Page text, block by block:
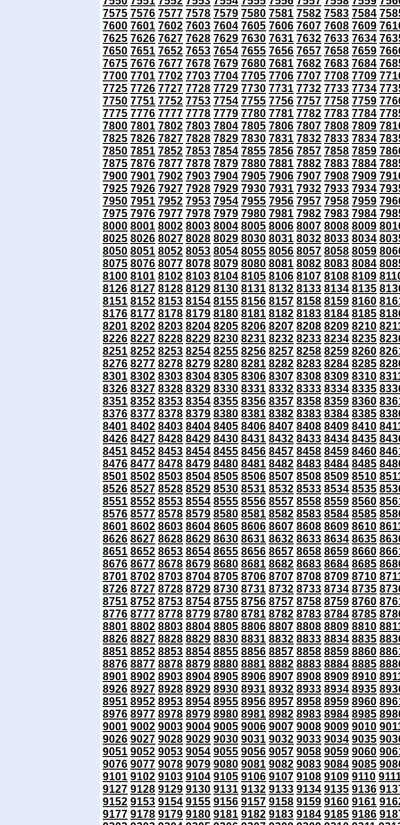
7575 7576 7577 7578 7579 7580 7581 7582 7583 7584
7600 7601 7602 7603 7604 7605 7606 7607 7608 7609
7625 7626 7627 7628 7629 7630 7631 7632 7633 7634
7650 7651 7652 7653 7654 7655 7656 7657 7658 7659
7675 7676 7677 7678 7679 7680 7681 7682 7683 7684
7700 7701 7702 7703 7704 7705 7706 7707 7708 7709
7725 7726 7727 7728 7729 7730 7731 7732 7733 7734
7750 7751 7752 7753 7754 7755 7756 7757 7758 7759
7775 7776 7777 7778 7779 7780 7781 7782 7783 7784
7800 7801 7802 7803 7804 7805 7806 7807 7808 7809
7825 7826 7827 7828 7829 7830 7831 7832 7833 7834
7850 7851 7852 7853 7854 7855 7856 7857 7858 7859
7875 7876 7877 7878 7879 7880 7881 7882 7883 7884
7900 7901 7902 7903 7904 7905 7906 7907 7908 7909
7925 7926 7927 7928 7929 7930 7931 7932 7933 7934
7950 7951 7952 7953 7954 7955 7956 7957 7958 7959
7975 7976 7977 7978 7979 7980 7981 7982 7983 7984
8000 8001 8002 8003 8004 8005 8006 8007 8008 8009
8025 8026 8027 8028 8029 8030 8031 8032 8033 8034
8050 8051 8052 8053 8054 8055 8056 8057 8058 8059
8075 8076 8077 8078 8079 8080 8081 8082 8083 8084
8100 8101 8102 8103 8104 8105 8106 8107 8108 8109
8126 8127 8128 8129 8130 8131 8132 8133 8134 8135
8151 8152 8153 8154 8155 8156 8157 8158 8159 8160
8176 8177 8178 8179 8180 8181 8182 8183 8184 8185
8201 8202 8203 8204 8205 8206 8207 8208 8209 8210
8226 8227 8228 8229 8230 8231 8232 8233 8234 8235
8251 8252 8253 8254 8255 8256 8257 8258 8259 8260
8276 8277 8278 8279 8280 8281 8282 8283 8284 8285
8301 8302 8303 8304 8305 8306 8307 8308 8309 8310
8326 8327 8328 8329 8330 8331 8332 8333 8334 8335
8351 8352 8353 8354 8355 8356 8357 8358 8359 8360
8376 8377 8378 8379 8380 8381 8382 8383 8384 8385
8401 8402 8403 8404 8405 8406 8407 8408 8409 8410
8426 8427 8428 8429 8430 8431 8432 8433 8434 8435
8451 8452 8453 8454 8455 8456 8457 8458 8459 8460
8476 8477 8478 8479 8480 8481 8482 8483 8484 8485
8501 8502 8503 8504 8505 8506 8507 8508 8509 8510
8526 8527 8528 8529 8530 8531 8532 8533 8534 8535
8551 8552 8553 8554 8555 8556 8557 8558 8559 8560
8576 8577 8578 8579 8580 8581 8582 8583 8584 8585
8601 8602 8603 8604 8605 8606 8607 8608 8609 8610
8626 8627 8628 8629 8630 8631 8632 8633 8634 8635
8651 8652 8653 8654 8655 8656 8657 8658 8659 8660
8676 8677 8678 8679 8680 8681 8682 8683 8684 8685
8701 8702 8703 8704 8705 8706 8707 8708 8709 8710
8726 8727 8728 8729 8730 8731 8732 8733 8734 8735
8751 8752 8753 8754 8755 8756 8757 8758 8759 8760
8776 8777 8778 8779 8780 8781 8782 8783 8784 8785
8801 8802 8803 8804 8805 8806 8807 8808 8809 8810
8826 8827 8828 8829 8830 8831 8832 8833 8834 8835
8851 8852 8853 8854 8855 8856 8857 8858 8859 8860
8876 8877 8878 8879 8880 8881 8882 8883 8884 8885
8901 8902 8903 8904 8905 8906 8907 8908 8909 8910
8926 8927 8928 8929 8930 8931 8932 8933 8934 8935
8951 8952 8953 8954 8955 8956 8957 8958 8959 8960
8976 8977 8978 8979 8980 8981 8982 8983 8984 8985
9001 9002 9003 9004 9005 9006 9007 9008 9009 9010
9026 9027 9028 9029 9030 9031 9032 9033 9034 9035
9051 9052 9053 9054 9055 9056 9057 9058 9059 9060
9076 9077 9078 9079 9080 9081 9082 9083 9084 9085
9101 9102 9103 9104 9105 9106 9107 9108 9109 9110
9127 9128 9129 9130 9131 9132 9133 9134 9135 9136
9152 9153 9154 9155 9156 9157 9158 9159 9160 9161
9177 9178 9179 9180 9181 9182 9183 9184 9185 9186